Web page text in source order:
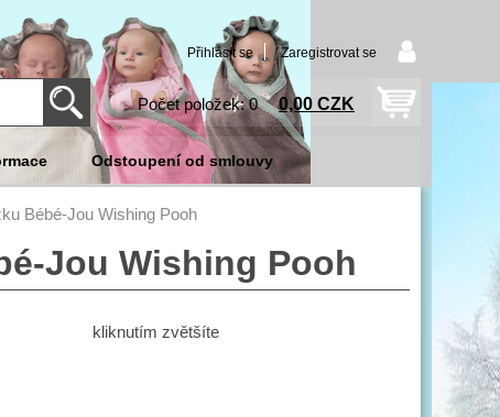
Přihlásit se Zaregistrovat se
Počet položek: 0 0,00 CZK
Odstoupení od smlouvy
Bébé-Jou Wishing Pooh
Jou Wishing Pooh
kliknutím zvětšíte